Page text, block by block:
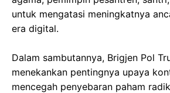
untuk mengatasi meningkatnya
era digital.
Dalam sambutannya, Brigjen Pol
menekankan pentingnya upaya
mencegah penyebaran paham